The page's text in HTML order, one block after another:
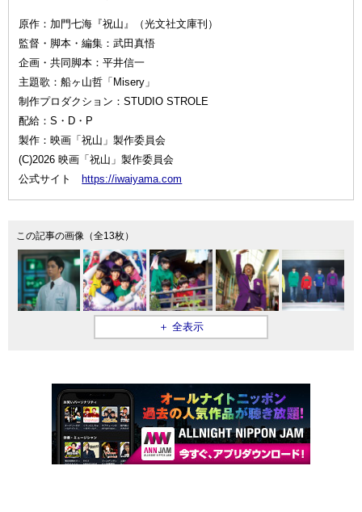
原作：加門七海『祝山』（光文社文庫刊）
監督・脚本・編集：武田真悟
企画・共同脚本：平井信一
主題歌：船ヶ山哲「Misery」
制作プロダクション：STUDIO STROLE
配給：S・D・P
製作：映画「祝山」製作委員会
(C)2026 映画「祝山」製作委員会
公式サイト
https://iwaiyama.com
この記事の画像（全13枚）
＋ 全表示